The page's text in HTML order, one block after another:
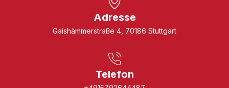
Adresse
Gaishämmerstraße 4, 70186 Stuttgart
Telefon